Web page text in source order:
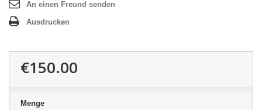
An einen Freund senden
Ausdrucken
€150.00
Menge